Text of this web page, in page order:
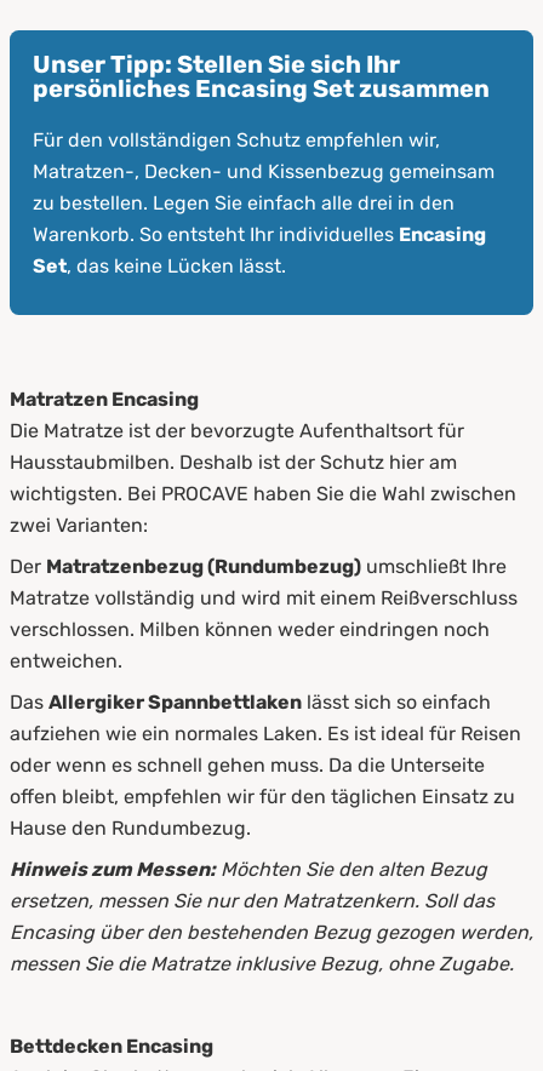
Unser Tipp: Stellen Sie sich Ihr
persönliches Encasing Set zusammen
Für den vollständigen Schutz empfehlen wir,
Matratzen-, Decken- und Kissenbezug gemeinsam
zu bestellen. Legen Sie einfach alle drei in den
Warenkorb. So entsteht Ihr individuelles Encasing
Set, das keine Lücken lässt.
Matratzen Encasing
Die Matratze ist der bevorzugte Aufenthaltsort für
Hausstaubmilben. Deshalb ist der Schutz hier am
wichtigsten. Bei PROCAVE haben Sie die Wahl zwischen
zwei Varianten:
Der Matratzenbezug (Rundumbezug) umschließt Ihre
Matratze vollständig und wird mit einem Reißverschluss
verschlossen. Milben können weder eindringen noch
entweichen.
Das Allergiker Spannbettlaken lässt sich so einfach
aufziehen wie ein normales Laken. Es ist ideal für Reisen
oder wenn es schnell gehen muss. Da die Unterseite
offen bleibt, empfehlen wir für den täglichen Einsatz zu
Hause den Rundumbezug.
Hinweis zum Messen:Möchten Sie den alten Bezug
ersetzen, messen Sie nur den Matratzenkern. Soll das
Encasing über den bestehenden Bezug gezogen werden,
messen Sie die Matratze inklusive Bezug, ohne Zugabe.
Bettdecken Encasing